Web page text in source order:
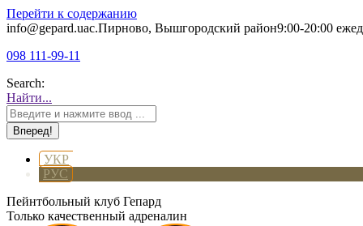
Перейти к содержанию
info@gepard.uaс.Пирново, Вышгородский район9:00-20:00
098 111-99-11
Search:
Найти...
УКР
РУС
Пейнтбольный клуб Гепард
Только качественный адреналин